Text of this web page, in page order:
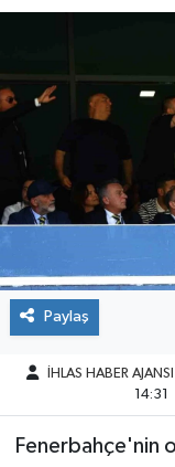
Paylaş
İHLAS HABER AJANSI
14:31
Fenerbahçe'nin